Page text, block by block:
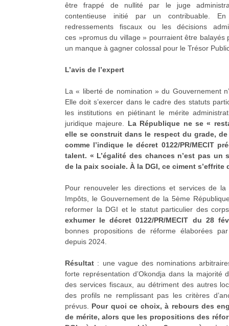
être frappé de nullité par le juge
contentieuse initié par un contribuable.
redressements fiscaux ou les décisions
ces »promus du village » pourraient être balayés
un manque à gagner colossal pour le Trésor
L’avis de l’expert
La « liberté de nomination » du Gouvernement
Elle doit s’exercer dans le cadre des statuts
les institutions en piétinant le mérite
juridique majeure. La République ne se «
elle se construit dans le respect du grade, de
comme l’indique le décret 0122/PR/MECIT
talent. « L’égalité des chances n’est pas un
de la paix sociale. À la DGI, ce ciment s’effrite
Pour renouveler les directions et services de la
Impôts, le Gouvernement de la 5ème
reformer la DGI et le statut particulier des
exhumer le décret 0122/PR/MECIT du 28
bonnes propositions de réforme élaborées par
depuis 2024.
Résultat : une vague des nominations
forte représentation d’Okondja dans la majorité
des services fiscaux, au détriment des autres
des profils ne remplissant pas les critères
prévus. Pour quoi ce choix, à rebours des
de mérite, alors que les propositions des